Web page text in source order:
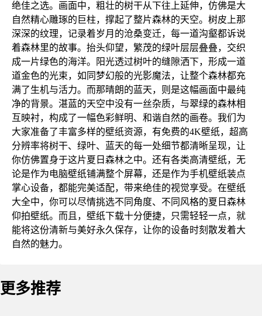
绝佳之选。画面中，粗壮的树干从下往上延伸，仿佛是大
自然精心雕琢的巨柱，撑起了整片森林的天空。树皮上那
深深的纹理，记录着岁月的沧桑变迁，每一道沟壑都诉说
着森林里的故事。抬头仰望，繁茂的绿叶层层叠叠，交织
成一片绿色的海洋。阳光透过树叶的缝隙洒下，形成一道
道金色的光束，如同梦幻般的光影魔法，让整个森林都充
满了生机与活力。而那晴朗的蓝天，则是这幅画面中最纯
净的背景。湛蓝的天空中没有一丝杂质，与翠绿的森林相
互映衬，构成了一幅色彩鲜明、和谐自然的画卷。我们为
大家准备了丰富多样的壁纸资源，有免费的4K壁纸，超高
分辨率将树干、绿叶、蓝天的每一处细节都清晰呈现，让
你仿佛置身于这片夏日森林之中。还有各类高清壁纸，无
论是作为电脑壁纸铺满整个屏幕，还是作为手机壁纸装点
掌心设备，都能完美适配，带来绝佳的视觉享受。在壁纸
大全中，你可以尽情挑选不同角度、不同风格的夏日森林
仰拍壁纸。而且，壁纸下载十分便捷，只需轻轻一点，就
能将这份清新与美好永久保存，让你的设备时刻散发着大
自然的魅力。
更多推荐